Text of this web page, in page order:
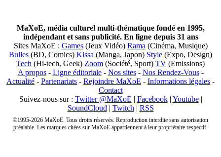
MaXoE, média culturel multi-thématique fondé en 1995,
indépendant et sans publicité. En ligne depuis 31 ans
Sites MaXoE : Games(Jeux Vidéo) Rama (Cinéma, Musique)
Bulles (BD, Comics) Kissa (Manga, Japon) Style (Expo, Design)
Tech (Hi-tech, Geek) Zoom (Société, Sport) TV (Emissions)
A propos- Ligne éditoriale- Nos sites- Nos Rendez-Vous-
Actualité - Partenariats - Rejoindre MaXoE - Informations légales -
Contact
Suivez-nous sur : Twitter @MaXoE | Facebook| Youtube|
SoundCloud | Twitch | RSS
©1995-2026 MaXoE. Tous droits réservés. Reproduction interdite sans autorisation
préalable. Les marques citées sur MaXoE appartiennent à leur propriétaire respectif.